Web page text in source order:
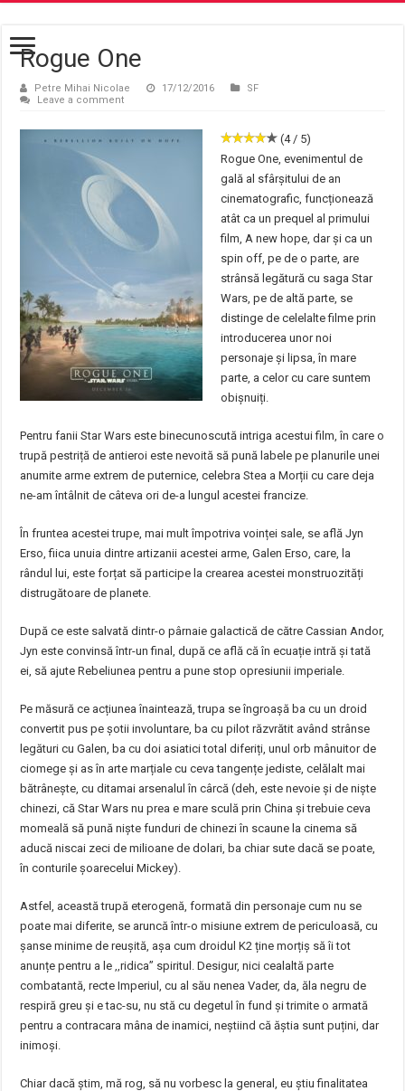
Rogue One
Petre Mihai Nicolae 17/12/2016
SF
Leave a comment
(4 / 5)
Rogue One, evenimentul de
gală al sfârșitului de an
cinematografic, funcționează
atât ca un prequel al primului
film, A new hope, dar și ca un
spin off, pe de o parte, are
strânsă legătură cu saga Star
Wars, pe de altă parte, se
distinge de celelalte filme prin
introducerea unor noi
personaje și lipsa, în mare
parte, a celor cu care suntem
obișnuiți.
Pentru fanii Star Wars este binecunoscută intriga acestui film, în care o
trupă pestriță de antieroi este nevoită să pună labele pe planurile unei
anumite arme extrem de puternice, celebra Stea a Morții cu care deja
ne-am întâlnit de câteva ori de-a lungul acestei francize.
În fruntea acestei trupe, mai mult împotriva voinței sale, se află Jyn
Erso, fiica unuia dintre artizanii acestei arme, Galen Erso, care, la
rândul lui, este forțat să participe la crearea acestei monstruozități
distrugătoare de planete.
După ce este salvată dintr-o pârnaie galactică de către Cassian Andor,
Jyn este convinsă într-un final, după ce află că în ecuație intră și tată
ei, să ajute Rebeliunea pentru a pune stop opresiunii imperiale.
Pe măsură ce acțiunea înaintează, trupa se îngroașă ba cu un droid
convertit pus pe șotii involuntare, ba cu pilot răzvrătit având strânse
legături cu Galen, ba cu doi asiatici total diferiți, unul orb mânuitor de
ciomege și as în arte marțiale cu ceva tangențe jediste, celălalt mai
bătrânește, cu ditamai arsenalul în cârcă (deh, este nevoie și de niște
chinezi, că Star Wars nu prea e mare sculă prin China și trebuie ceva
momeală să pună niște funduri de chinezi în scaune la cinema să
aducă niscai zeci de milioane de dolari, ba chiar sute dacă se poate,
în conturile șoarecelui Mickey).
Astfel, această trupă eterogenă, formată din personaje cum nu se
poate mai diferite, se aruncă într-o misiune extrem de periculoasă, cu
șanse minime de reușită, așa cum droidul K2 ține morțiș să îi tot
anunțe pentru a le ‚‚ridica” spiritul. Desigur, nici cealaltă parte
combatantă, recte Imperiul, cu al său nenea Vader, da, ăla negru de
respiră greu și e tac-su, nu stă cu degetul în fund și trimite o armată
pentru a contracara mâna de inamici, neștiind că ăștia sunt puțini, dar
inimoși.
Chiar dacă știm, mă rog, să nu vorbesc la general, eu știu finalitatea